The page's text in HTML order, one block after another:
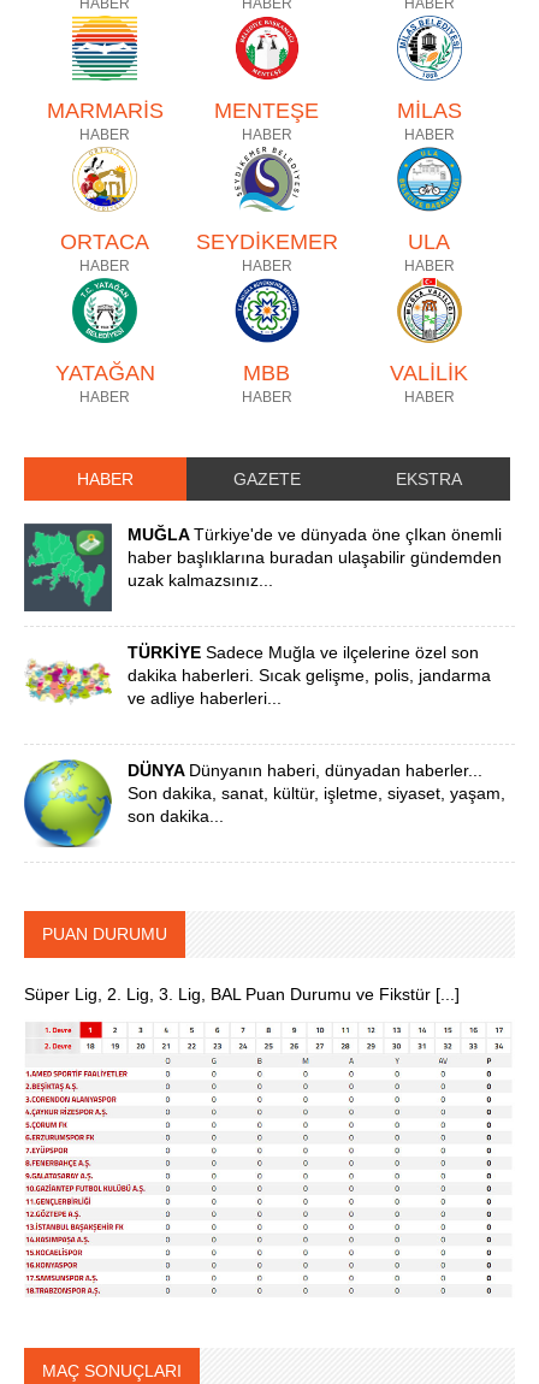
HABER HABER HABER
MARMARİS
HABER
MENTEŞE
HABER
MİLAS
HABER
ORTACA
HABER
SEYDİKEMER
HABER
ULA
HABER
YATAĞAN
HABER
MBB
HABER
VALİLİK
HABER
HABER GAZETE EKSTRA
MUĞLATürkiye'de ve dünyada öne çIkan önemli
haber başlıklarına buradan ulaşabilir gündemden
uzak kalmazsınız...
TÜRKİYESadece Muğla ve ilçelerine özel son
dakika haberleri. Sıcak gelişme, polis, jandarma
ve adliye haberleri...
DÜNYA Dünyanın haberi, dünyadan haberler...
Son dakika, sanat, kültür, işletme, siyaset, yaşam,
son dakika...
PUAN DURUMU
Süper Lig, 2. Lig, 3. Lig, BAL Puan Durumu ve Fikstür [...]
MAÇ SONUÇLARI